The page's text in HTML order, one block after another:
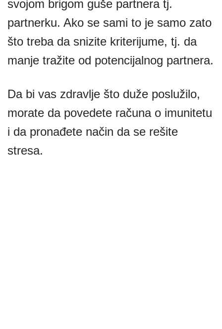
svojom brigom guše partnera tj.
partnerku. Ako se sami to je samo zato
što treba da snizite kriterijume, tj. da
manje tražite od potencijalnog partnera.
Da bi vas zdravlje što duže poslužilo,
morate da povedete računa o imunitetu
i da pronađete način da se rešite
stresa.